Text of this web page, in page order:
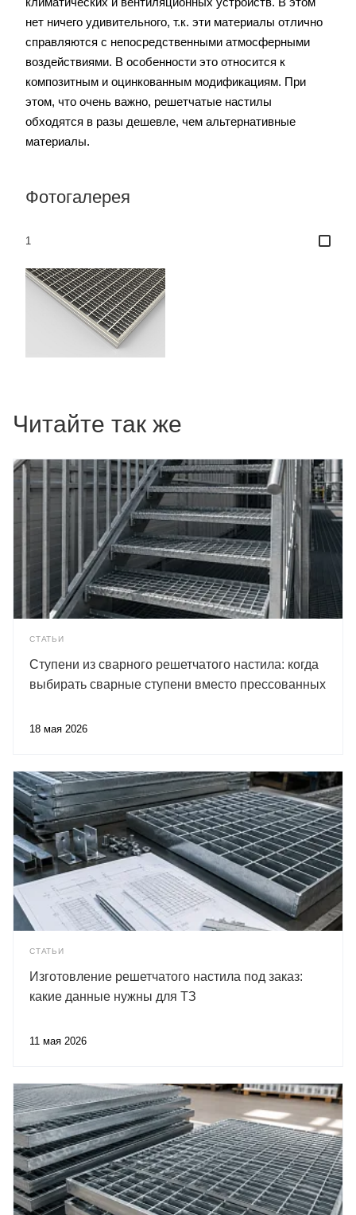
нет ничего удивительного, т.к. эти материалы отлично
справляются с непосредственными атмосферными
воздействиями. В особенности это относится к
композитным и оцинкованным модификациям. При
этом, что очень важно, решетчатые настилы
обходятся в разы дешевле, чем альтернативные
материалы.
Фотогалерея
1
Читайте так же
СТАТЬИ
Ступени из сварного решетчатого настила: когда
выбирать сварные ступени вместо прессованных
18 мая 2026
СТАТЬИ
Изготовление решетчатого настила под заказ:
какие данные нужны для ТЗ
11 мая 2026